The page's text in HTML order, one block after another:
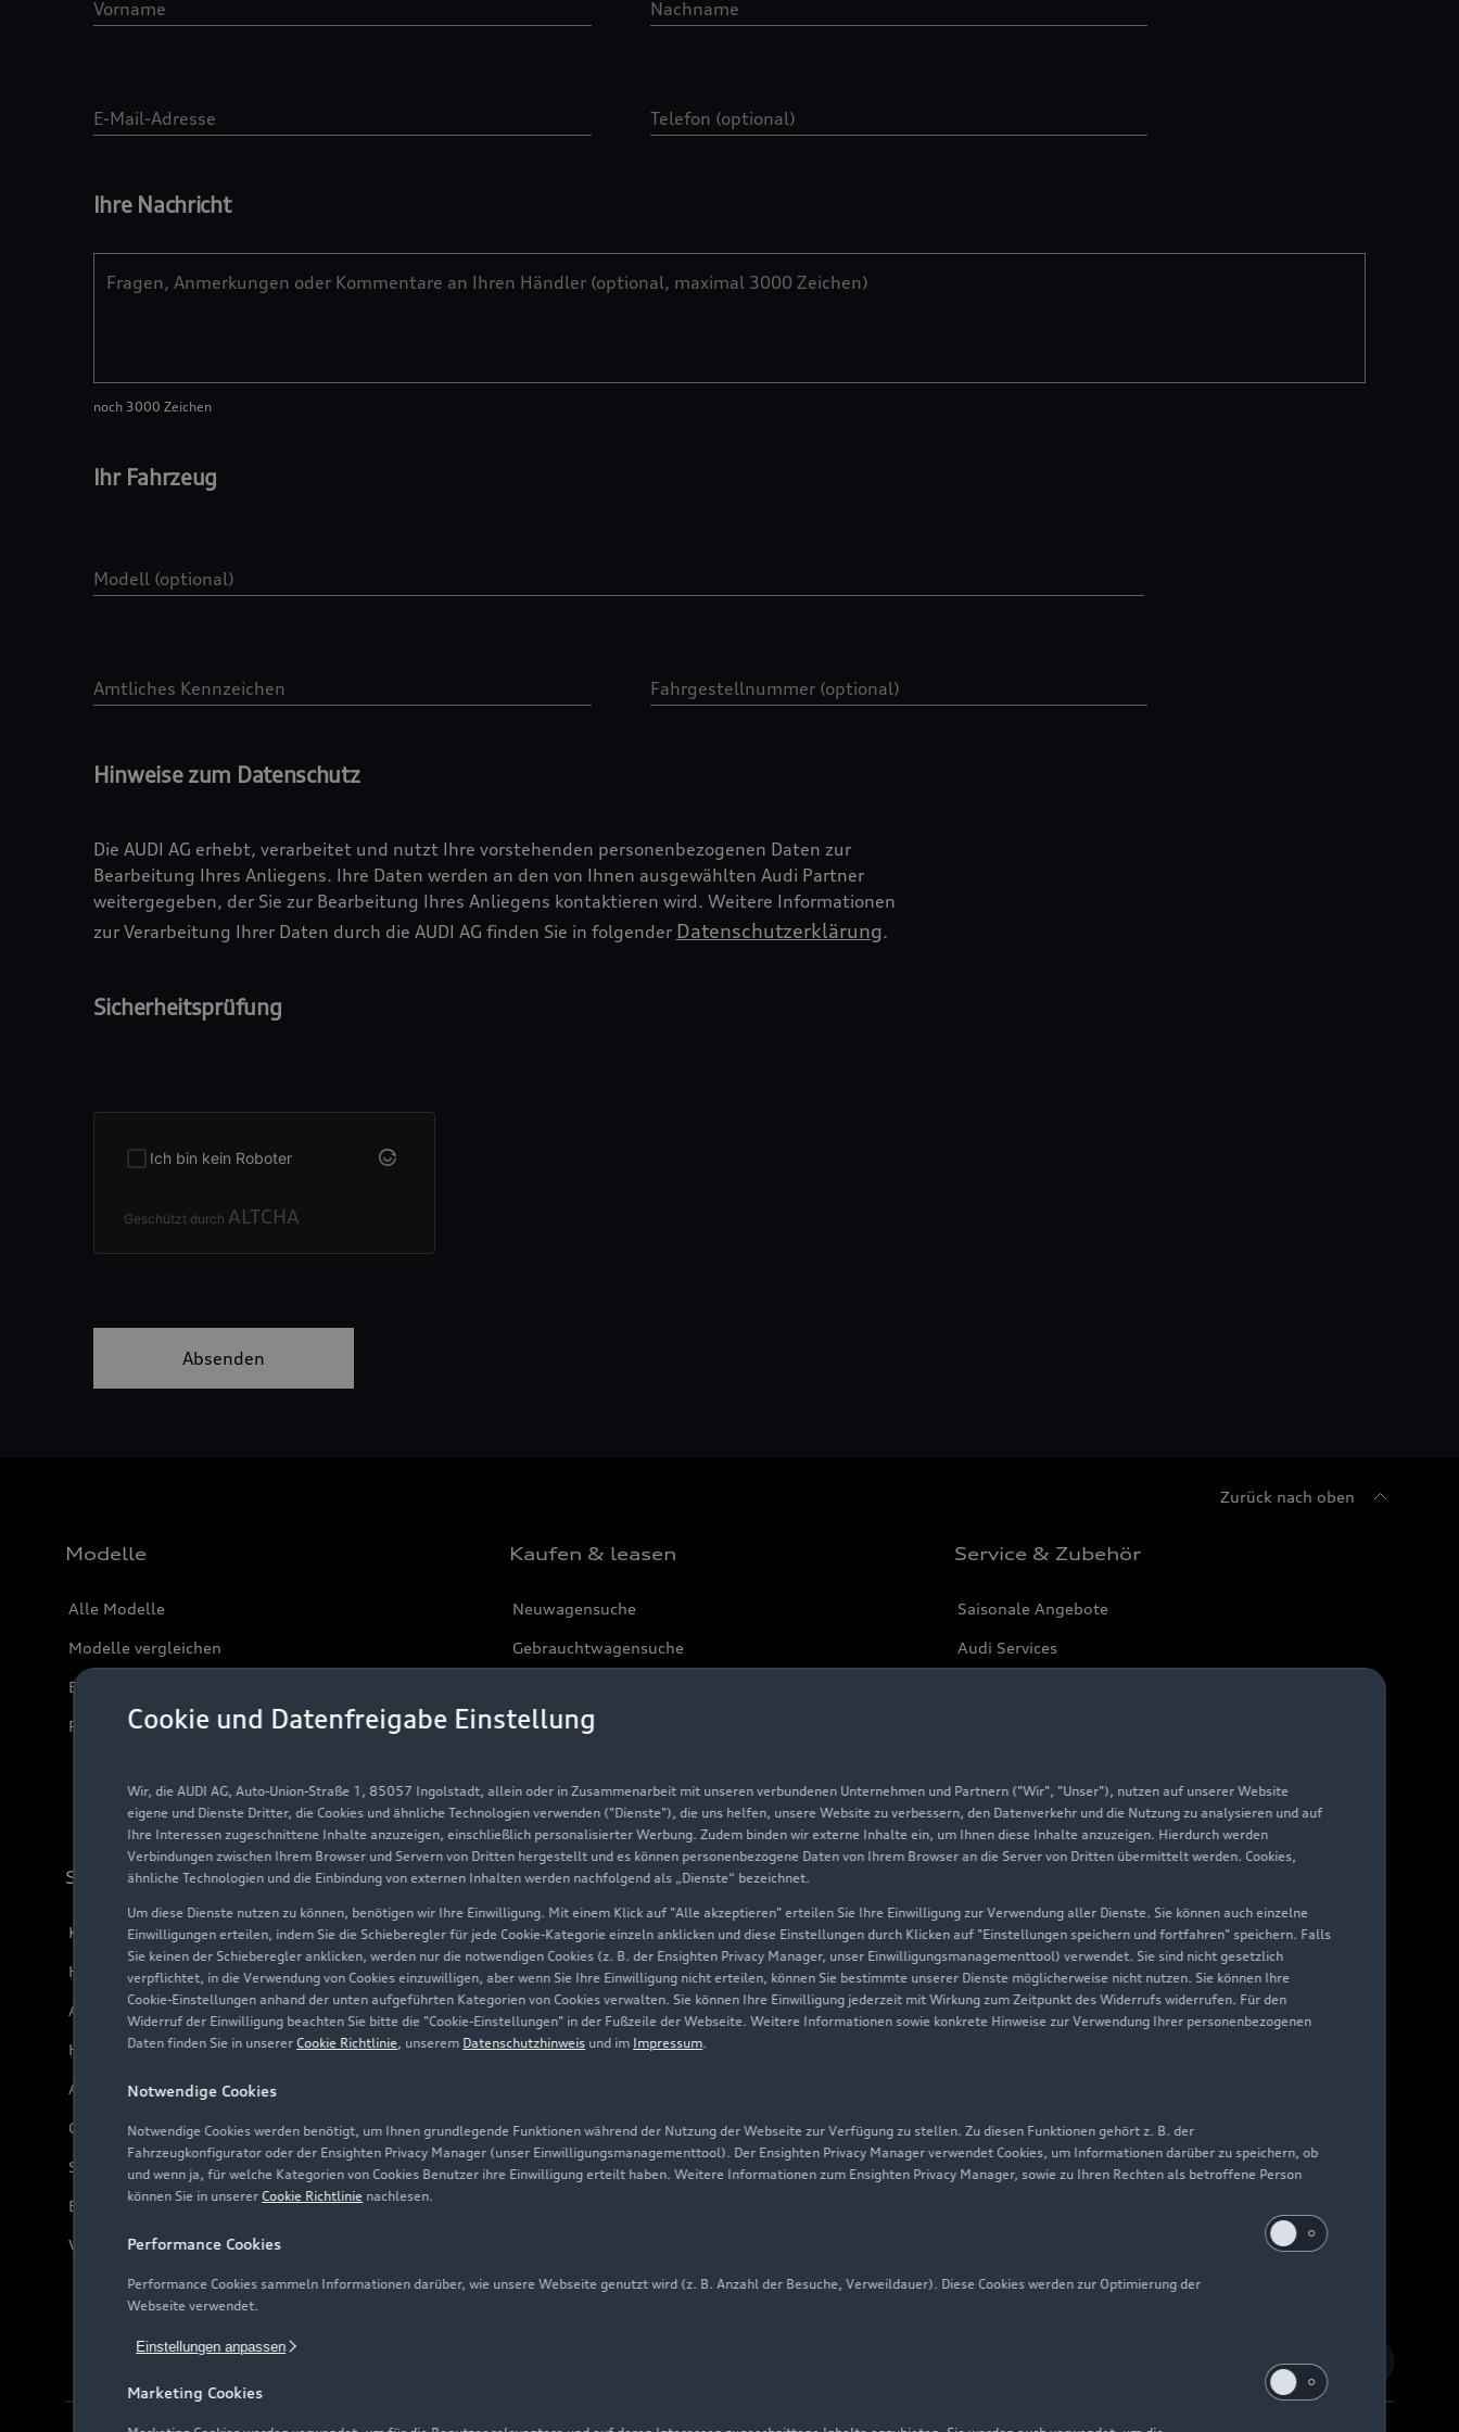
Cookie und Datenfreigabe Einstellung
Wir, die AUDI AG, Auto-Union-Straße 1, 85057 Ingolstadt, allein oder in Zusammenarbeit mit unseren verbundenen Unternehmen und Partnern ("Wir", "Unser"), nutzen auf unserer Website
eigene und Dienste Dritter, die Cookies und ähnliche Technologien verwenden ("Dienste"), die uns helfen, unsere Website zu verbessern, den Datenverkehr und die Nutzung zu analysieren und auf
Ihre Interessen zugeschnittene Inhalte anzuzeigen, einschließlich personalisierter Werbung. Zudem binden wir externe Inhalte ein, um Ihnen diese Inhalte anzuzeigen. Hierdurch werden
Verbindungen zwischen Ihrem Browser und Servern von Dritten hergestellt und es können personenbezogene Daten von Ihrem Browser an die Server von Dritten übermittelt werden. Cookies,
ähnliche Technologien und die Einbindung von externen Inhalten werden nachfolgend als „Dienste“ bezeichnet.
Um diese Dienste nutzen zu können, benötigen wir Ihre Einwilligung. Mit einem Klick auf "Alle akzeptieren" erteilen Sie Ihre Einwilligung zur Verwendung aller Dienste. Sie können auch einzelne
Einwilligungen erteilen, indem Sie die Schieberegler für jede Cookie-Kategorie einzeln anklicken und diese Einstellungen durch Klicken auf "Einstellungen speichern und fortfahren" speichern. Falls
Sie keinen der Schieberegler anklicken, werden nur die notwendigen Cookies (z. B. der Ensighten Privacy Manager, unser Einwilligungsmanagementtool) verwendet. Sie sind nicht gesetzlich
verpflichtet, in die Verwendung von Cookies einzuwilligen, aber wenn Sie Ihre Einwilligung nicht erteilen, können Sie bestimmte unserer Dienste möglicherweise nicht nutzen. Sie können Ihre
Cookie-Einstellungen anhand der unten aufgeführten Kategorien von Cookies verwalten. Sie können Ihre Einwilligung jederzeit mit Wirkung zum Zeitpunkt des Widerrufs widerrufen. Für den
Widerruf der Einwilligung beachten Sie bitte die "Cookie-Einstellungen" in der Fußzeile der Webseite. Weitere Informationen sowie konkrete Hinweise zur Verwendung Ihrer personenbezogenen
Daten finden Sie in unsererCookie Richtlinie, unserem Datenschutzhinweis und im Impressum.
Notwendige Cookies
Notwendige Cookies werden benötigt, um Ihnen grundlegende Funktionen während der Nutzung der Webseite zur Verfügung zu stellen. Zu diesen Funktionen gehört z. B. der
Fahrzeugkonfigurator oder der Ensighten Privacy Manager (unser Einwilligungsmanagementtool). Der Ensighten Privacy Manager verwendet Cookies, um Informationen darüber zu speichern, ob
und wenn ja, für welche Kategorien von Cookies Benutzer ihre Einwilligung erteilt haben. Weitere Informationen zum Ensighten Privacy Manager, sowie zu Ihren Rechten als betroffene Person
können Sie in unsererCookie Richtlinie nachlesen.
Performance Cookies
Performance Cookies sammeln Informationen darüber, wie unsere Webseite genutzt wird (z. B. Anzahl der Besuche, Verweildauer). Diese Cookies werden zur Optimierung der
Webseite verwendet.
Einstellungen anpassen
Marketing Cookies
Zurück nach oben
Modelle
Alle Modelle
Modelle vergleichen
Elektromodelle
Plug-in-Hybride
Kaufen & leasen
Neuwagensuche
Gebrauchtwagensuche
Finanzierung
Geschäftskunden
Service & Zubehör
Saisonale Angebote
Audi Services
Support
Kundenservice
Händlersuche
Audi Code
Häufige Fragen (FAQ)
Audi Online Beratung
Online-Terminvereinbarung
Servicekontakt
Bordbuch & Bedienungsanleitungen
Verträge kündigen
Über Audi
Unternehmen
Karriere
Investor Relations
Presse & Media Center
Audi erleben
Newsletter